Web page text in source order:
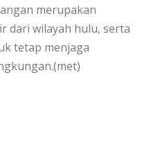
merupakan
dari wilayah hulu, serta
tetap menjaga